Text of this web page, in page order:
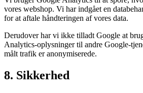
vores webshop. Vi har indgået en
for at aftale håndteringen af vores data.
Derudover har vi ikke tilladt Google at
Analytics-oplysninger til andre Google-
målt trafik er anonymiserede.
8. Sikkerhed